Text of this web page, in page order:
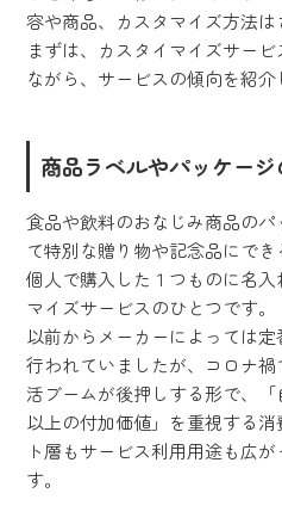
容や商品、カスタマイズ方法は
まずは、カスタイマイズサー
ながら、サービスの傾向を紹介
商品ラベルやパッケー
食品や飲料のおなじみ商品の
て特別な贈り物や記念品にでき
個人で購入した１つものに名
マイズサービスのひとつです。
以前からメーカーによっては
行われていましたが、コロナ
活ブームが後押しする形で、
以上の付加価値」を重視する
ト層もサービス利用用途も広
す。